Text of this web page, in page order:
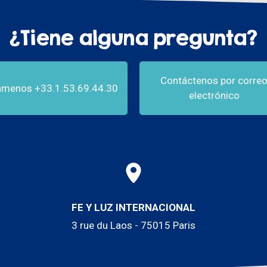
¿Tiene alguna pregunta?
+33.1.53.69.44.30
Contáctenos por correo
electrónico
FE Y LUZ INTERNACIONAL
3 rue du Laos - 75015 Paris